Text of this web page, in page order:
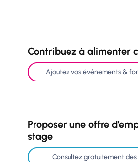
Contribuez à alimenter
Ajoutez vos événements &
Proposer une offre
stage
Consultez gratuitement